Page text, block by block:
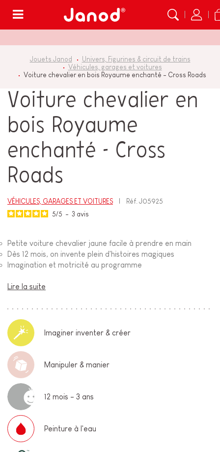
Jouets Janod
Univers, Figurines & circuit de trains
Véhicules, garages et voitures
Voiture chevalier en bois Royaume enchanté - Cross Roads
Voiture chevalier en
bois Royaume
enchanté - Cross
Roads
VÉHICULES, GARAGES ET VOITURES Réf.J05925
5/5 - 3 avis
Petite voiture chevalier jaune facile à prendre en main
Dès 12 mois, on invente plein d'histoires magiques
Imagination et motricité au programme
Lire la suite
Imaginer inventer & créer
Manipuler & manier
12 mois - 3 ans
Peinture à l'eau